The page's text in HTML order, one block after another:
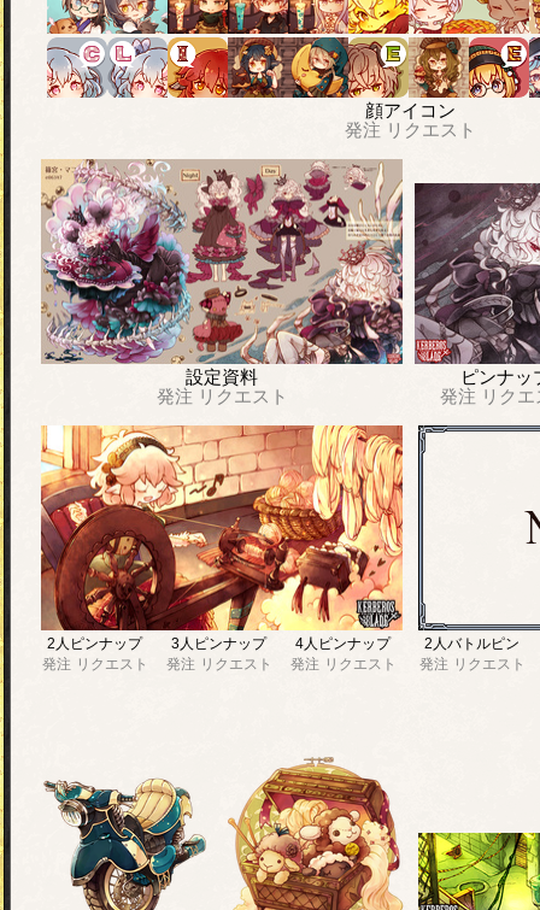
顔アイコン
発注 リクエスト
設定資料
発注 リクエスト
ピンナッ
発注 リク
2人ピンナップ
発注 リクエスト
3人ピンナップ
発注 リクエスト
4人ピンナップ
発注 リクエスト
2人バトルピン
発注 リクエスト